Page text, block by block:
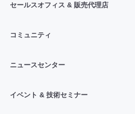
セールスオフィス & 販売代理店
コミュニティ
ニュースセンター
イベント & 技術セミナー